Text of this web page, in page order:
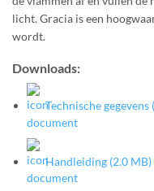
licht. Gracia is een
wordt.
Downloads:
Technische gegevens
Handleiding (2.0 MB)